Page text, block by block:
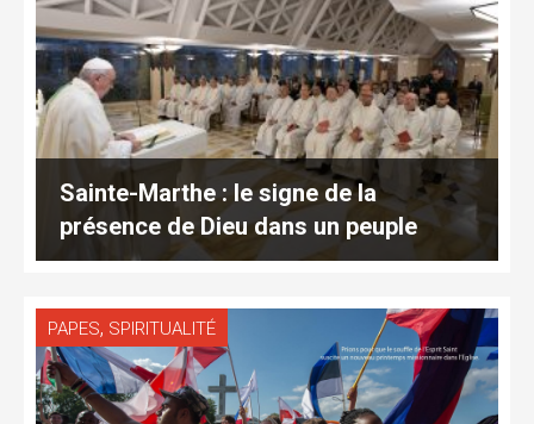
Sainte-Marthe : le signe de la
présence de Dieu dans un peuple
PAPES, SPIRITUALITÉ